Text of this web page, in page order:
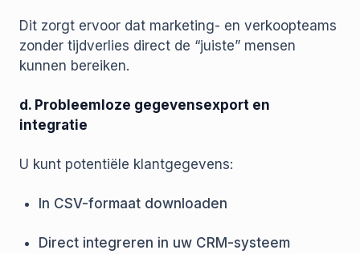
Dit zorgt ervoor dat marketing- en verkoopteams
zonder tijdverlies direct de “juiste” mensen
kunnen bereiken.
d. Probleemloze gegevensexport en
integratie
U kunt potentiële klantgegevens:
In CSV-formaat downloaden
Direct integreren in uw CRM-systeem